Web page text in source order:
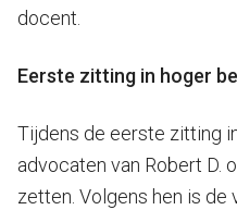
docent.
Eerste zitting in hoger
Tijdens de eerste zitting
advocaten van Robert D.
zetten. Volgens hen is